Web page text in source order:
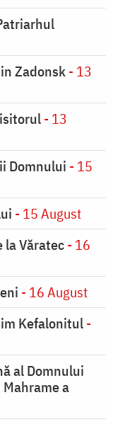
Zadonsk- 13
- 13
Domnului - 15
- 15 August
Văratec- 16
- 16 August
Kefalonitul-
al Domnului
a